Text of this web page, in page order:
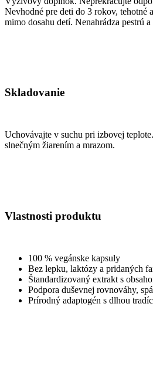
Nevhodné pre deti do 3 rokov, tehotné
mimo dosahu detí. Nenahrádza pestrú
Skladovanie
Uchovávajte v suchu pri izbovej
slnečným žiarením a mrazom.
Vlastnosti produktu
100 % vegánske kapsuly
Bez lepku, laktózy a pridaných
Štandardizovaný extrakt s
Podpora duševnej rovnováhy,
Prírodný adaptogén s dlhou